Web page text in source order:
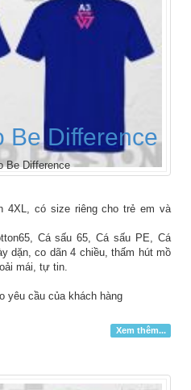
Be Difference
Be Difference
4XL, có size riêng cho trẻ em và
Cá sấu 65, Cá sấu PE, Cá
dặn, co dãn 4 chiều, thấm hút mồ
mái, tự tin.
yêu cầu của khách hàng
Xem thêm...